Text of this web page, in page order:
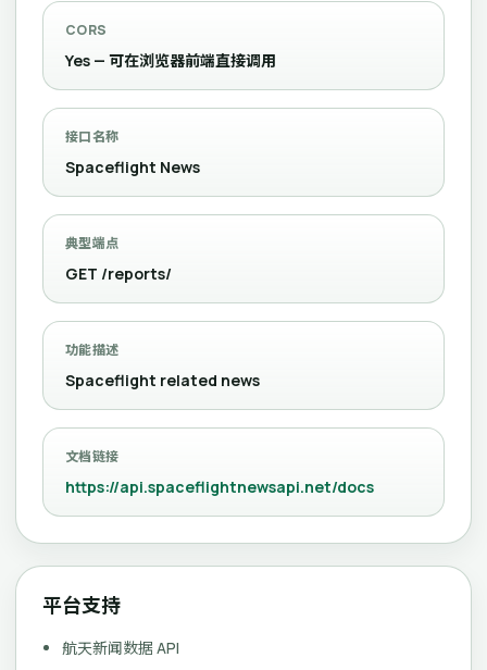
CORS
Yes — 可在浏览器前端直接调用
接口名称
Spaceflight News
典型端点
GET /reports/
功能描述
Spaceflight related news
文档链接
https://api.spaceflightnewsapi.net/docs
平台支持
航天新闻数据 API